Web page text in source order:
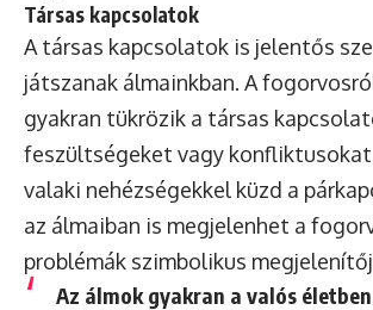
Társas kapcsolatok
A társas kapcsolatok is jelentős
játszanak álmainkban. A
gyakran tükrözik a társas
feszültségeket vagy
valaki nehézségekkel küzd a
az álmaiban is megjelenhet a
problémák szimbolikus
Az álmok gyakran a valós